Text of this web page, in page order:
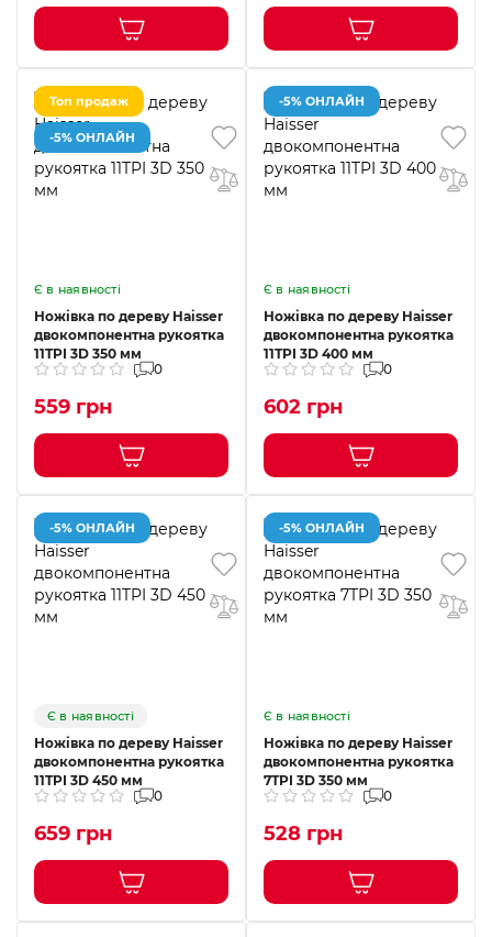
Топ продаж
-5% ОНЛАЙН
Є в наявності
Ножівка по дереву Haisser
двокомпонентна рукоятка
11TPI 3D 350 мм
0
559 грн
-5% ОНЛАЙН
Є в наявності
Ножівка по дереву Haisser
двокомпонентна рукоятка
11TPI 3D 400 мм
0
602 грн
-5% ОНЛАЙН
Є в наявності
Ножівка по дереву Haisser
двокомпонентна рукоятка
11TPI 3D 450 мм
0
659 грн
-5% ОНЛАЙН
Є в наявності
Ножівка по дереву Haisser
двокомпонентна рукоятка
7TPI 3D 350 мм
0
528 грн